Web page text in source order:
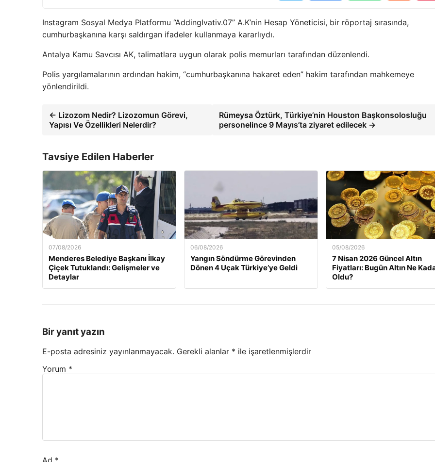
Instagram Sosyal Medya Platformu “AddingIvativ.07” A.K’nin Hesap Yöneticisi, bir röportaj sırasında,
cumhurbaşkanına karşı saldırgan ifadeler kullanmaya kararlıydı.
Antalya Kamu Savcısı AK, talimatlara uygun olarak polis memurları tarafından düzenlendi.
Polis yargılamalarının ardından hakim, “cumhurbaşkanına hakaret eden” hakim tarafından mahkemeye
yönlendirildi.
← Lizozom Nedir? Lizozomun Görevi,
Yapısı Ve Özellikleri Nelerdir?
Rümeysa Öztürk, Türkiye’nin Houston Başkonsolosluğu
personelince 9 Mayıs’ta ziyaret edilecek →
Tavsiye Edilen Haberler
07/08/2026
Menderes Belediye Başkanı İlkay
Çiçek Tutuklandı: Gelişmeler ve
Detaylar
06/08/2026
Yangın Söndürme Görevinden
Dönen 4 Uçak Türkiye’ye Geldi
05/08/2026
7 Nisan 2026 Güncel Altın
Fiyatları: Bugün Altın Ne
Oldu?
Bir yanıt yazın
E-posta adresiniz yayınlanmayacak. Gerekli alanlar * ile işaretlenmişlerdir
Yorum *
Ad *